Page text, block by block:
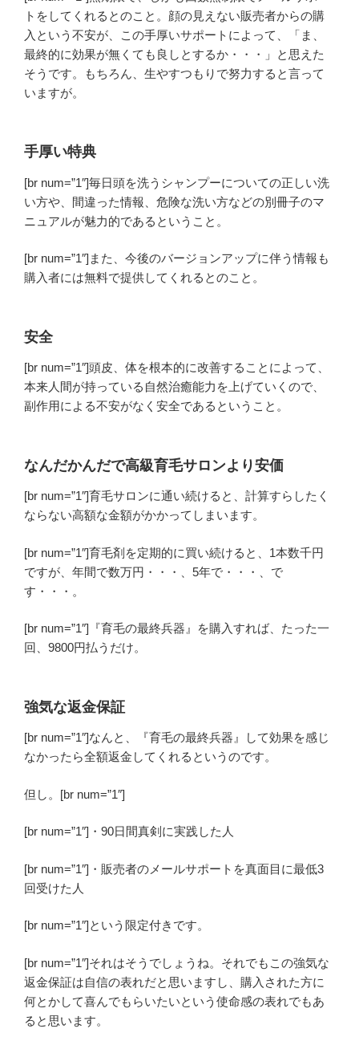
トをしてくれるとのこと。顔の見えない販売者からの購
入という不安が、この手厚いサポートによって、「ま、
最終的に効果が無くても良しとするか・・・」と思えた
そうです。もちろん、生やすつもりで努力すると言って
いますが。
手厚い特典
[br num=”1″]毎日頭を洗うシャンプーについての正しい洗
い方や、間違った情報、危険な洗い方などの別冊子のマ
ニュアルが魅力的であるということ。
[br num=”1″]また、今後のバージョンアップに伴う情報も
購入者には無料で提供してくれるとのこと。
安全
[br num=”1″]頭皮、体を根本的に改善することによって、
本来人間が持っている自然治癒能力を上げていくので、
副作用による不安がなく安全であるということ。
なんだかんだで高級育毛サロンより安価
[br num=”1″]育毛サロンに通い続けると、計算すらしたく
ならない高額な金額がかかってしまいます。
[br num=”1″]育毛剤を定期的に買い続けると、1本数千円
ですが、年間で数万円・・・、5年で・・・、で
す・・・。
[br num=”1″]『育毛の最終兵器』を購入すれば、 たった一
回
、9800円払うだけ。
強気な返金保証
[br num=”1″]なんと、『育毛の最終兵器』して効果を感じ
なかったら全額返金してくれるというのです。
但し。[br num=”1″]
[br num=”1″]・90日間真剣に実践した人
[br num=”1″]・販売者のメールサポートを真面目に最低3
回受けた人
[br num=”1″]という 限定付き です。
[br num=”1″]それはそうでしょうね。それでもこの強気な
返金保証は自信の表れだと思いますし、購入された方に
何とかして喜んでもらいたいという使命感の表れでもあ
ると思います。